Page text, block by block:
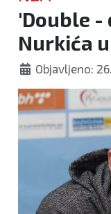
'Double -
Nurkića
Objavljeno: